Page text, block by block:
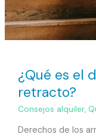
¿Qué es el
retracto?
Consejos alquiler,
Derechos de los